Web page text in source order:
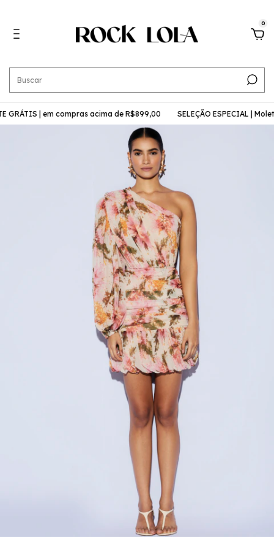
0
GRÁTIS | em compras acima de R$899,00 SELEÇÃO ESPECIAL |